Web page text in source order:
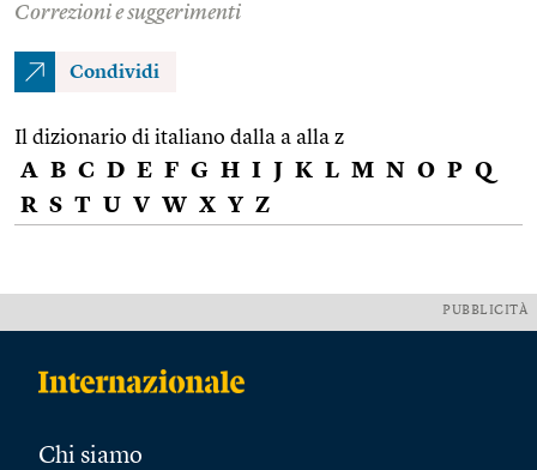
Correzioni e suggerimenti
Condividi
Il dizionario di italiano dalla a alla z
A B C D E F G H I J K L M N O P Q
R S T U V W X Y Z
PUBBLICITÀ
Chi siamo